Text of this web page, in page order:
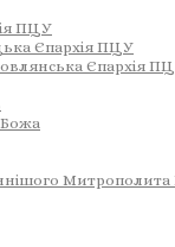
ПЦУ
Єпархія ПЦУ
Єпархія
Божа
Митрополита